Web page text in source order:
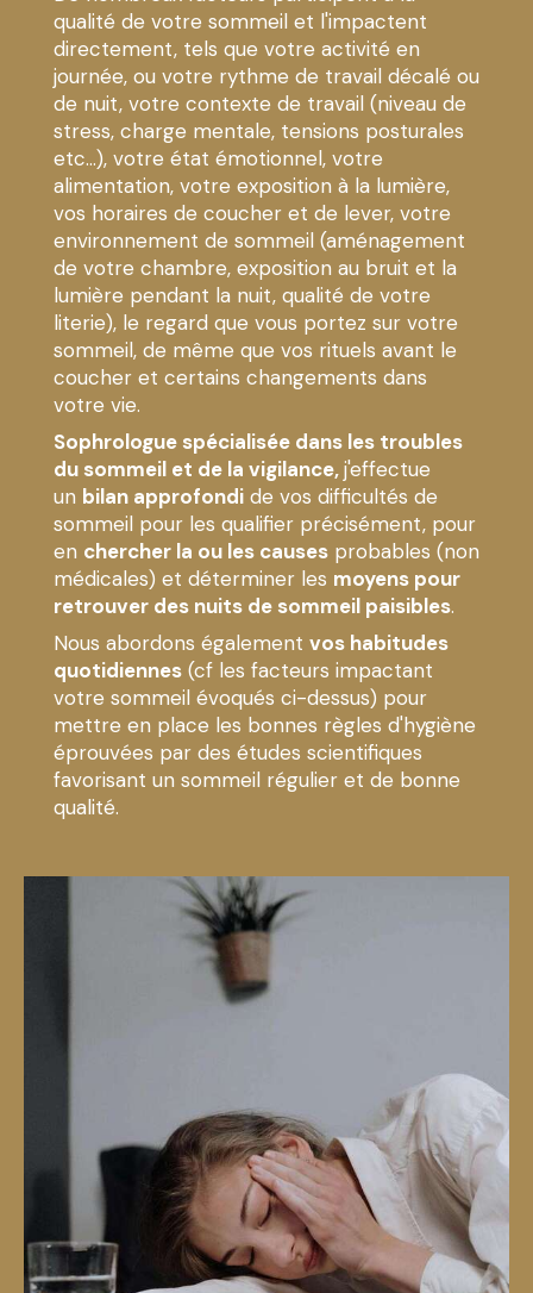
qualité de votre sommeil et l'impactent
directement, tels que votre activité en
journée, ou votre rythme de travail décalé ou
de nuit, votre contexte de travail (niveau de
stress, charge mentale, tensions posturales
etc...), votre état émotionnel, votre
alimentation, votre exposition à la lumière,
vos horaires de coucher et de lever, votre
environnement de sommeil (aménagement
de votre chambre, exposition au bruit et la
lumière pendant la nuit, qualité de votre
literie), le regard que vous portez sur votre
sommeil, de même que vos rituels avant le
coucher et certains changements dans
votre vie.
Sophrologue spécialisée dans les troubles
du sommeil et de la vigilance,j'effectue
un bilan approfondi de vos difficultés de
sommeil pour les qualifier précisément, pour
en chercher la ou les causes probables (non
médicales) et déterminer les moyens pour
retrouver des nuits de sommeil paisibles.
Nous abordons également vos habitudes
quotidiennes (cf les facteurs impactant
votre sommeil évoqués ci-dessus) pour
mettre en place les bonnes règles d'hygiène
éprouvées par des études scientifiques
favorisant un sommeil régulier et de bonne
qualité.